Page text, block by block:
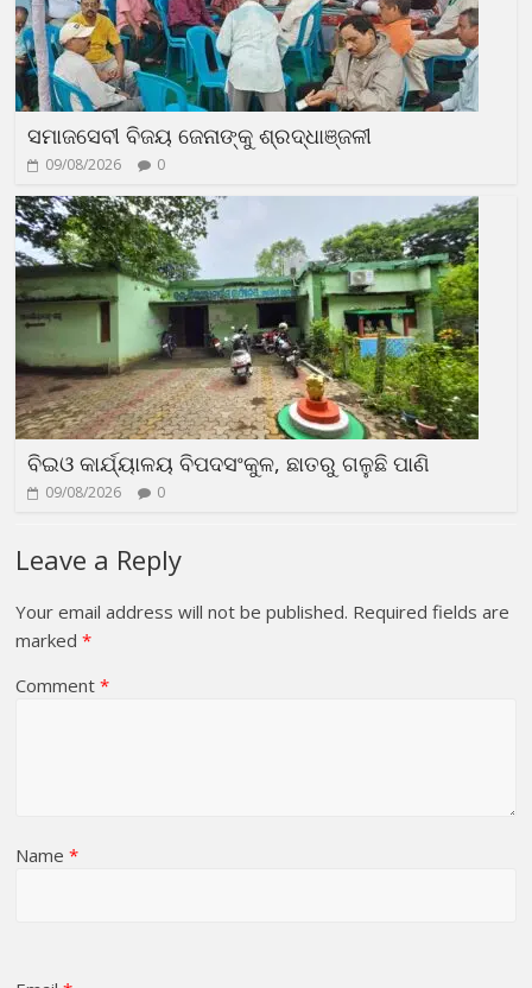
ସମାଜସେବୀ ବିଜୟ ଜେନାଙ୍କୁ ଶ୍ରଦ୍ଧାଞ୍ଜଳୀ
09/08/2026 0
ବିଇଓ କାର୍ଯ୍ୟାଳୟ ବିପଦସଂକୁଳ, ଛାତରୁ ଗଳୁଛି ପାଣି
09/08/2026 0
Leave a Reply
Your email address will not be published. Required fields are
marked*
Comment*
Name*